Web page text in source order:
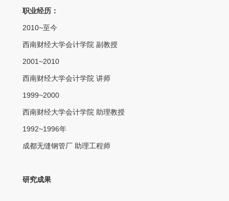
职业经历：
2010~至今
西南财经大学会计学院 副教授
2001~2010
西南财经大学会计学院 讲师
1999~2000
西南财经大学会计学院 助理教授
1992~1996年
成都无缝钢管厂 助理工程师
研究成果